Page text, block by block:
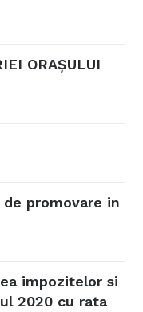
ORAŞULUI
promovare in
impozitelor si
2020 cu rata